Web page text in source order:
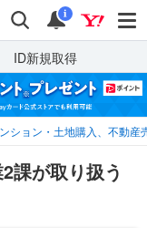
検索 通知
i
ID新規取得
ション・土地購入、不動産
が取り扱う